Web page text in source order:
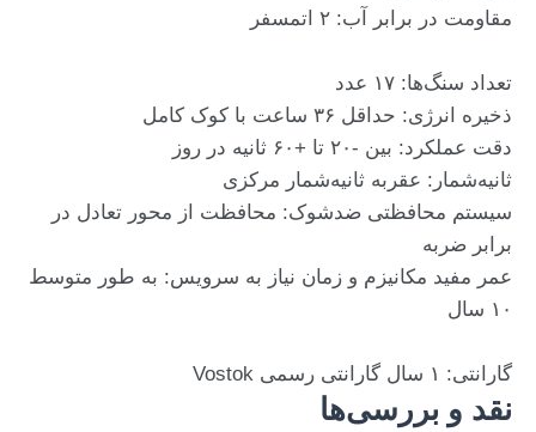
مقاومت در برابر آب: ۲ اتمسفر
تعداد سنگ‌ها: ۱۷ عدد
ذخیره انرژی: حداقل ۳۶ ساعت با کوک کامل
دقت عملکرد: بین -۲۰ تا +۶۰ ثانیه در روز
ثانیه‌شمار: عقربه ثانیه‌شمار مرکزی
سیستم محافظتی ضدشوک: محافظت از محور تعادل در
برابر ضربه
عمر مفید مکانیزم و زمان نیاز به سرویس: به طور متوسط
۱۰ سال
گارانتی: ۱ سال گارانتی رسمی Vostok
نقد و بررسی‌ها